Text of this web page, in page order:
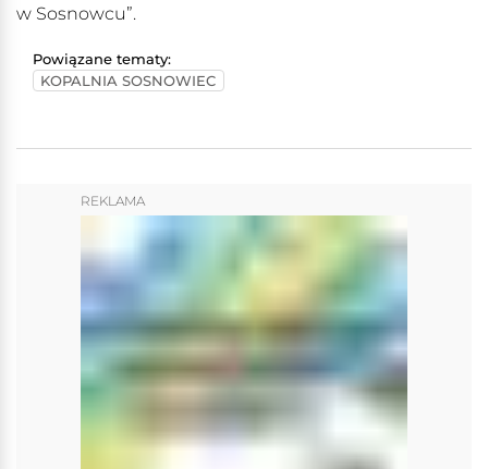
w Sosnowcu”.
Powiązane tematy:
KOPALNIA SOSNOWIEC
REKLAMA